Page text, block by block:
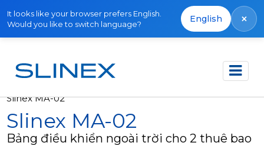
It looks like your browser prefers English.
Would you like to switch language?
English ×
Trang chủ Sản phẩm
Slinex MA-02
Slinex MA-02
Bảng điều khiển ngoài trời cho 2 thuê bao